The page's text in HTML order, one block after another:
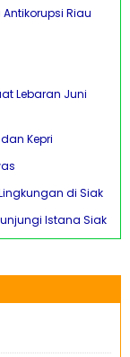
Riau
Lebaran Juni
Kepri
di Siak
Istana Siak